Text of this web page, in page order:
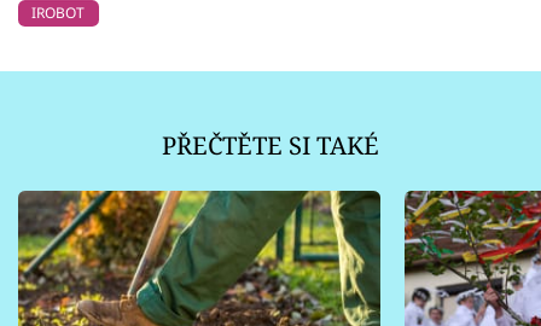
IROBOT
PŘEČTĚTE SI TAKÉ